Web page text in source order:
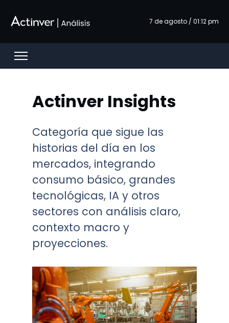
7 de agosto / 01:12 pm
Open menu
Actinver Insights
Categoría que sigue las
historias del día en los
mercados, integrando
consumo básico, grandes
tecnológicas, IA y otros
sectores con análisis claro,
contexto macro y
proyecciones.